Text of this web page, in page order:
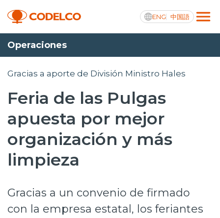
ENG 中国語
Transparencia activa
Proyectos
Sustentabilidad
Innovación
Inversionistas
Operaciones
Gracias a aporte de División Ministro Hales
Feria de las Pulgas
apuesta por mejor
organización y más
limpieza
Gracias a un convenio de firmado
con la empresa estatal, los feriantes